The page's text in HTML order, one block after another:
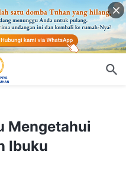
Ibuku
Mengetahui
Ibuku